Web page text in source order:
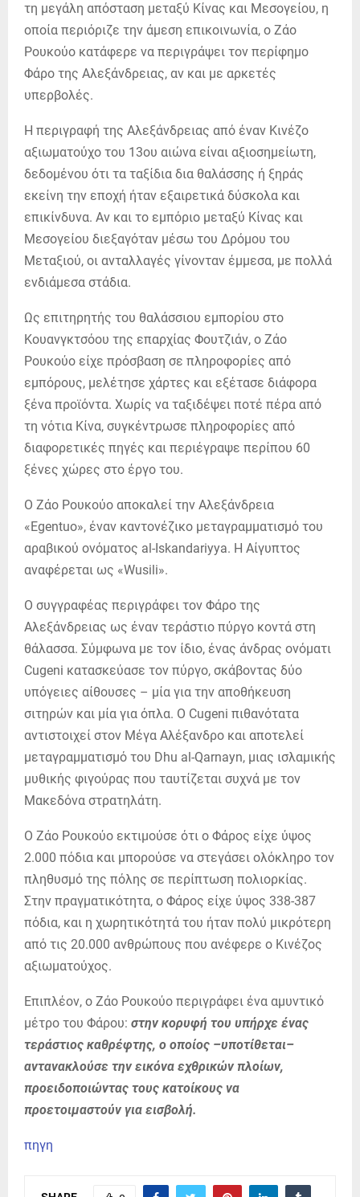
τη μεγάλη απόσταση μεταξύ Κίνας και Μεσογείου, η
οποία περιόριζε την άμεση επικοινωνία, ο Ζάο
Ρουκούο κατάφερε να περιγράψει τον περίφημο
Φάρο της Αλεξάνδρειας, αν και με αρκετές
υπερβολές.
Η περιγραφή της Αλεξάνδρειας από έναν Κινέζο
αξιωματούχο του 13ου αιώνα είναι αξιοσημείωτη,
δεδομένου ότι τα ταξίδια δια θαλάσσης ή ξηράς
εκείνη την εποχή ήταν εξαιρετικά δύσκολα και
επικίνδυνα. Αν και το εμπόριο μεταξύ Κίνας και
Μεσογείου διεξαγόταν μέσω του Δρόμου του
Μεταξιού, οι ανταλλαγές γίνονταν έμμεσα, με πολλά
ενδιάμεσα στάδια.
Ως επιτηρητής του θαλάσσιου εμπορίου στο
Κουανγκτσόου της επαρχίας Φουτζιάν, ο Ζάο
Ρουκούο είχε πρόσβαση σε πληροφορίες από
εμπόρους, μελέτησε χάρτες και εξέτασε διάφορα
ξένα προϊόντα. Χωρίς να ταξιδέψει ποτέ πέρα από
τη νότια Κίνα, συγκέντρωσε πληροφορίες από
διαφορετικές πηγές και περιέγραψε περίπου 60
ξένες χώρες στο έργο του.
Ο Ζάο Ρουκούο αποκαλεί την Αλεξάνδρεια
«Egentuo», έναν καντονέζικο μεταγραμματισμό του
αραβικού ονόματος al-Iskandariyya. Η Αίγυπτος
αναφέρεται ως «Wusili».
Ο συγγραφέας περιγράφει τον Φάρο της
Αλεξάνδρειας ως έναν τεράστιο πύργο κοντά στη
θάλασσα. Σύμφωνα με τον ίδιο, ένας άνδρας ονόματι
Cugeni κατασκεύασε τον πύργο, σκάβοντας δύο
υπόγειες αίθουσες – μία για την αποθήκευση
σιτηρών και μία για όπλα. Ο Cugeni πιθανότατα
αντιστοιχεί στον Μέγα Αλέξανδρο και αποτελεί
μεταγραμματισμό του Dhu al-Qarnayn, μιας ισλαμικής
μυθικής φιγούρας που ταυτίζεται συχνά με τον
Μακεδόνα στρατηλάτη.
Ο Ζάο Ρουκούο εκτιμούσε ότι ο Φάρος είχε ύψος
2.000 πόδια και μπορούσε να στεγάσει ολόκληρο τον
πληθυσμό της πόλης σε περίπτωση πολιορκίας.
Στην πραγματικότητα, ο Φάρος είχε ύψος 338-387
πόδια, και η χωρητικότητά του ήταν πολύ μικρότερη
από τις 20.000 ανθρώπους που ανέφερε ο Κινέζος
αξιωματούχος.
Επιπλέον, ο Ζάο Ρουκούο περιγράφει ένα αμυντικό
μέτρο του Φάρου: στην κορυφή του υπήρχε ένας
τεράστιος καθρέφτης, ο οποίος –υποτίθεται–
αντανακλούσε την εικόνα εχθρικών πλοίων,
προειδοποιώντας τους κατοίκους να
προετοιμαστούν για εισβολή.
πηγη